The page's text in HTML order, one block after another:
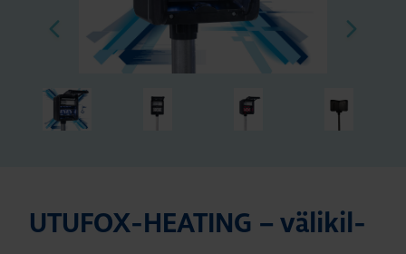
UTU­FOX-HEA­TING – väli­kil­